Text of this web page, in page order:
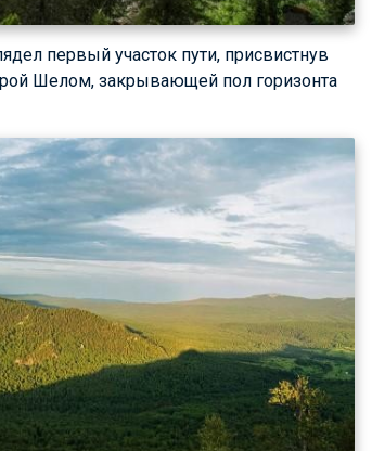
первый участок пути, присвистнув
Шелом, закрывающей пол горизонта